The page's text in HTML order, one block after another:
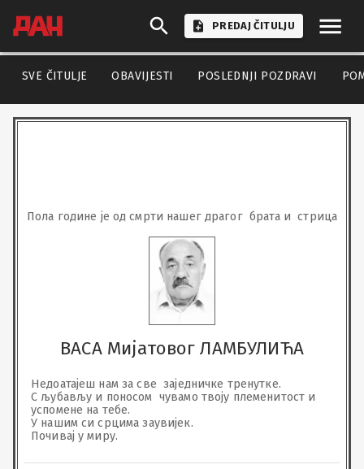
PREDAJ ČITULJU
SVE ČITULJE OBAVIJESTI POSLEDNJI POZDRAVI
Пола године је од смрти нашег драгог  брата и  стрица
ВАСА Мијатовог ЛАМБУЛИЋА
Недоатајеш нам за све  заједничке тренутке.
С љубављу и поносом  чувамо твоју племенитост и
успомене на тебе.
У нашим си срцима заувијек.
Почивај у миру.